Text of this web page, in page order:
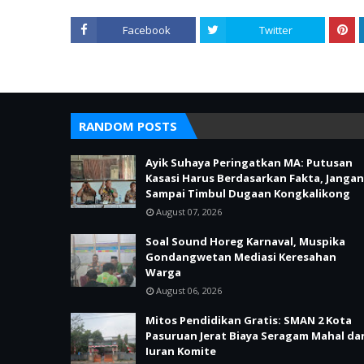
Facebook Twitter
RANDOM POSTS
Ayik Suhaya Peringatkan MA: Putusan
Kasasi Harus Berdasarkan Fakta, Jangan
Sampai Timbul Dugaan Kongkalikong
August 07, 2026
Soal Sound Horeg Karnaval, Muspika
Gondangwetan Mediasi Keresahan
Warga
August 06, 2026
Mitos Pendidikan Gratis: SMAN 2 Kota
Pasuruan Jerat Biaya Seragam Mahal
Iuran Komite